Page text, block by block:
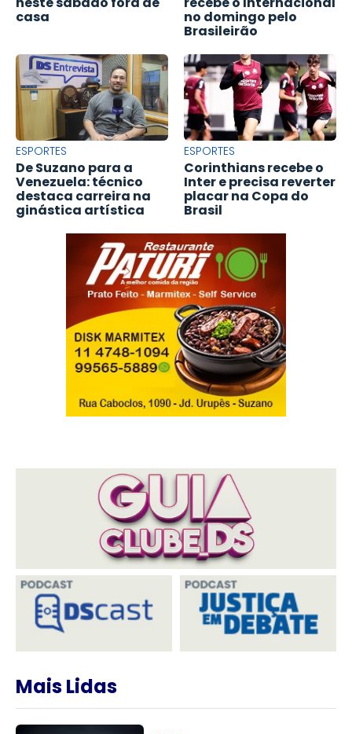
casa no domingo pelo
Brasileirão
ESPORTES
De Suzano para a
Venezuela: técnico
destaca carreira na
ginástica artística
ESPORTES
Corinthians recebe o
Inter e precisa reverter
placar na Copa do
Brasil
Mais Lidas